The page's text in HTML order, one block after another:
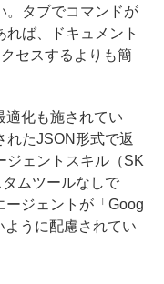
。タブでコマンドが
ば、ドキュメント
セスするよりも簡
化も施されてい
れたJSON形式で返
ジェントスキル（SK
ムツールなしで
ージェントが「Goog
ように配慮されてい